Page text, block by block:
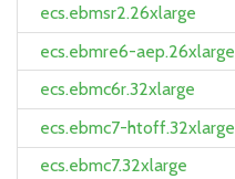
ecs.ebmsr2.26xlarge
ecs.ebmre6-aep.26xlarge
ecs.ebmc6r.32xlarge
ecs.ebmc7-htoff.32xlarge
ecs.ebmc7.32xlarge